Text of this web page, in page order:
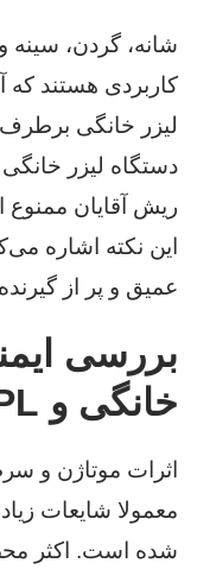
شانه، گردن،
کاربردی هستند که
لیزر خانگی برطرف
دستگاه لیزر
ریش آقایان ممنوع
این نکته اشاره
عمیق و پر از
بررسی
خانگی و IPL
اثرات موتاژن و
معمولا شایعات
شده است. اکثر